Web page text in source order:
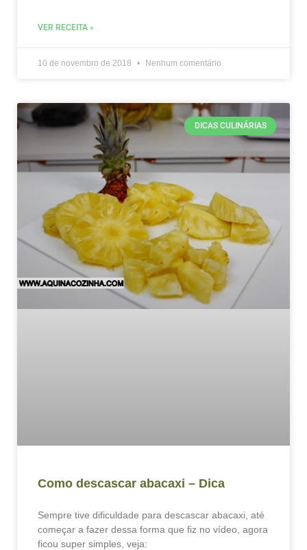
VER RECEITA »
10 de novembro de 2018 Nenhum comentário
DICAS CULINÁRIAS
Como descascar abacaxi – Dica
Sempre tive dificuldade para descascar abacaxi, até
começar a fazer dessa forma que fiz no vídeo, agora
ficou super simples, veja: